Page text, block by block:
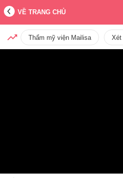
VỀ TRANG CHỦ
Thẩm mỹ viện Mailisa Xét